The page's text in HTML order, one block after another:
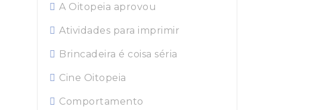
A Oitopeia aprovou
Atividades para imprimir
Brincadeira é coisa séria
Cine Oitopeia
Comportamento